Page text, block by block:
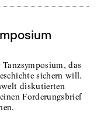
das
sichern will.
diskutierten
Forderungsbrief